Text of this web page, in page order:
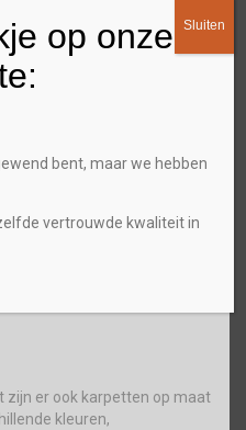
de trap stofferen Sisal
uitstraling door de
en van nature antistatisch.
wielen van bureaustoelen
aan houten vloeren en
zijn er ook karpetten op maat
kleuren,
op onze
bent, maar we hebben
vertrouwde kwaliteit in
Sluiten